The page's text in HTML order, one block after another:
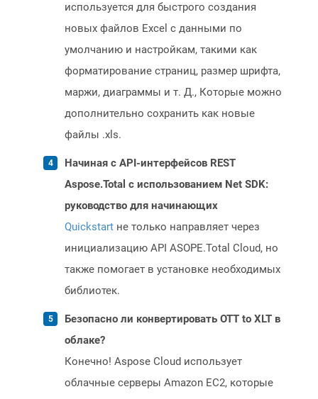
используется для быстрого создания
новых файлов Excel с данными по
умолчанию и настройкам, такими как
форматирование страниц, размер шрифта,
маржи, диаграммы и т. Д., Которые можно
дополнительно сохранить как новые
файлы .xls.
Начиная с API-интерфейсов REST
Aspose.Total с использованием Net SDK:
руководство для начинающих
Quickstart не только направляет через
инициализацию API ASOPE.Total Cloud, но
также помогает в установке необходимых
библиотек.
Безопасно ли конвертировать OTT to XLT в
облаке?
Конечно! Aspose Cloud использует
облачные серверы Amazon EC2, которые